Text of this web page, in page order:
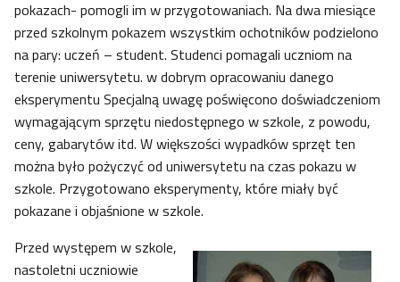
pokazach- pomogli im w przygotowaniach. Na dwa miesiące
przed szkolnym pokazem wszystkim ochotników podzielono
na pary: uczeń – student. Studenci pomagali uczniom na
terenie uniwersytetu. w dobrym opracowaniu danego
eksperymentu Specjalną uwagę poświęcono doświadczeniom
wymagającym sprzętu niedostępnego w szkole, z powodu,
ceny, gabarytów itd. W większości wypadków sprzęt ten
można było pożyczyć od uniwersytetu na czas pokazu w
szkole. Przygotowano eksperymenty, które miały być
pokazane i objaśnione w szkole.
Przed występem w szkole,
nastoletni uczniowie